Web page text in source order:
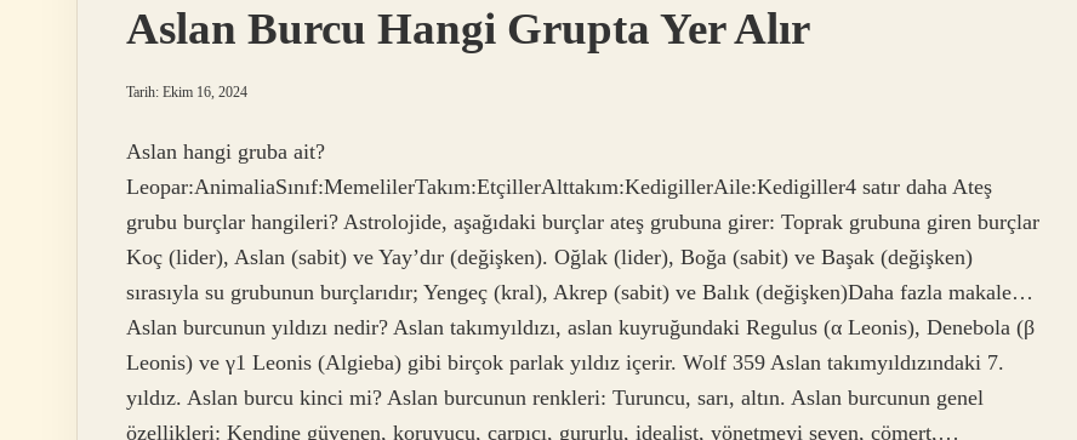
Aslan Burcu Hangi Grupta Yer Alır
Tarih: Ekim 16, 2024
Aslan hangi gruba ait?
Leopar:AnimaliaSınıf:MemelilerTakım:EtçillerAlttakım:KedigillerAile:Kedigiller4 satır daha Ateş
grubu burçlar hangileri? Astrolojide, aşağıdaki burçlar ateş grubuna girer: Toprak grubuna giren burçlar
Koç (lider), Aslan (sabit) ve Yay’dır (değişken). Oğlak (lider), Boğa (sabit) ve Başak (değişken)
sırasıyla su grubunun burçlarıdır; Yengeç (kral), Akrep (sabit) ve Balık (değişken)Daha fazla makale…
Aslan burcunun yıldızı nedir? Aslan takımyıldızı, aslan kuyruğundaki Regulus (α Leonis), Denebola (β
Leonis) ve γ1 Leonis (Algieba) gibi birçok parlak yıldız içerir. Wolf 359 Aslan takımyıldızındaki 7.
yıldız. Aslan burcu kinci mi? Aslan burcunun renkleri: Turuncu, sarı, altın. Aslan burcunun genel
özellikleri: Kendine güvenen, koruyucu, çarpıcı, gururlu, idealist, yönetmeyi seven, cömert,…